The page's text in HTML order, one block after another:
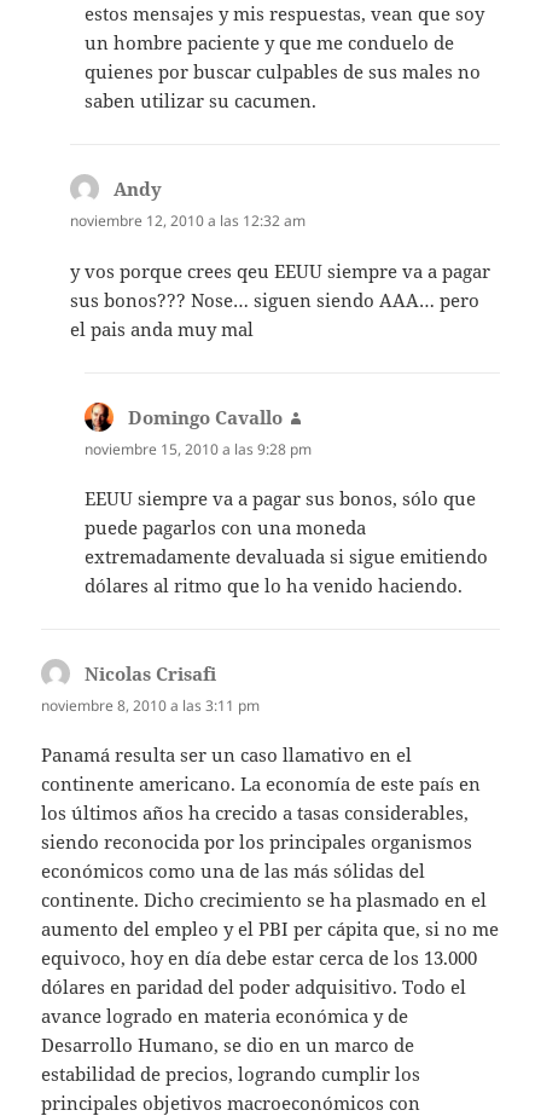
estos mensajes y mis respuestas, vean que soy
un hombre paciente y que me conduelo de
quienes por buscar culpables de sus males no
saben utilizar su cacumen.
Andy
noviembre 12, 2010 a las 12:32 am
y vos porque crees qeu EEUU siempre va a pagar
sus bonos??? Nose… siguen siendo AAA… pero
el pais anda muy mal
Domingo Cavallo
noviembre 15, 2010 a las 9:28 pm
EEUU siempre va a pagar sus bonos, sólo que
puede pagarlos con una moneda
extremadamente devaluada si sigue emitiendo
dólares al ritmo que lo ha venido haciendo.
Nicolas Crisafi
noviembre 8, 2010 a las 3:11 pm
Panamá resulta ser un caso llamativo en el
continente americano. La economía de este país en
los últimos años ha crecido a tasas considerables,
siendo reconocida por los principales organismos
económicos como una de las más sólidas del
continente. Dicho crecimiento se ha plasmado en el
aumento del empleo y el PBI per cápita que, si no me
equivoco, hoy en día debe estar cerca de los 13.000
dólares en paridad del poder adquisitivo. Todo el
avance logrado en materia económica y de
Desarrollo Humano, se dio en un marco de
estabilidad de precios, logrando cumplir los
principales objetivos macroeconómicos con